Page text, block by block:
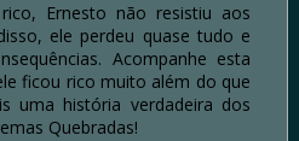
Ernesto não resistiu aos
ele perdeu quase tudo e
Acompanhe esta
ficou rico muito além do que
uma história verdadeira dos
Quebradas!